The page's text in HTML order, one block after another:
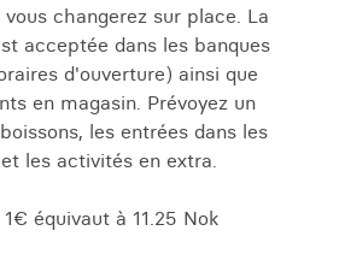
changerez sur place. La
acceptée dans les banques
d'ouverture) ainsi que
en magasin. Prévoyez un
les entrées dans les
les activités en extra.
équivaut à 11.25 Nok